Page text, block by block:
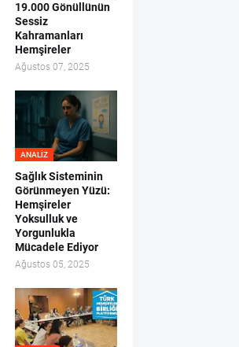
19.000 Gönüllünün
Sessiz
Kahramanları
Hemşireler
Ağustos 07, 2025
ANALIZ
Sağlık Sisteminin
Görünmeyen Yüzü:
Hemşireler
Yoksulluk ve
Yorgunlukla
Mücadele Ediyor
Ağustos 05, 2025